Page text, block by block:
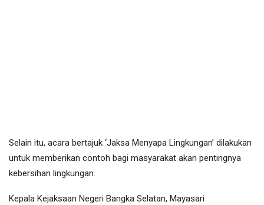
Selain itu, acara bertajuk ‘Jaksa Menyapa Lingkungan’ dilakukan
untuk memberikan contoh bagi masyarakat akan pentingnya
kebersihan lingkungan.
Kepala Kejaksaan Negeri Bangka Selatan, Mayasari